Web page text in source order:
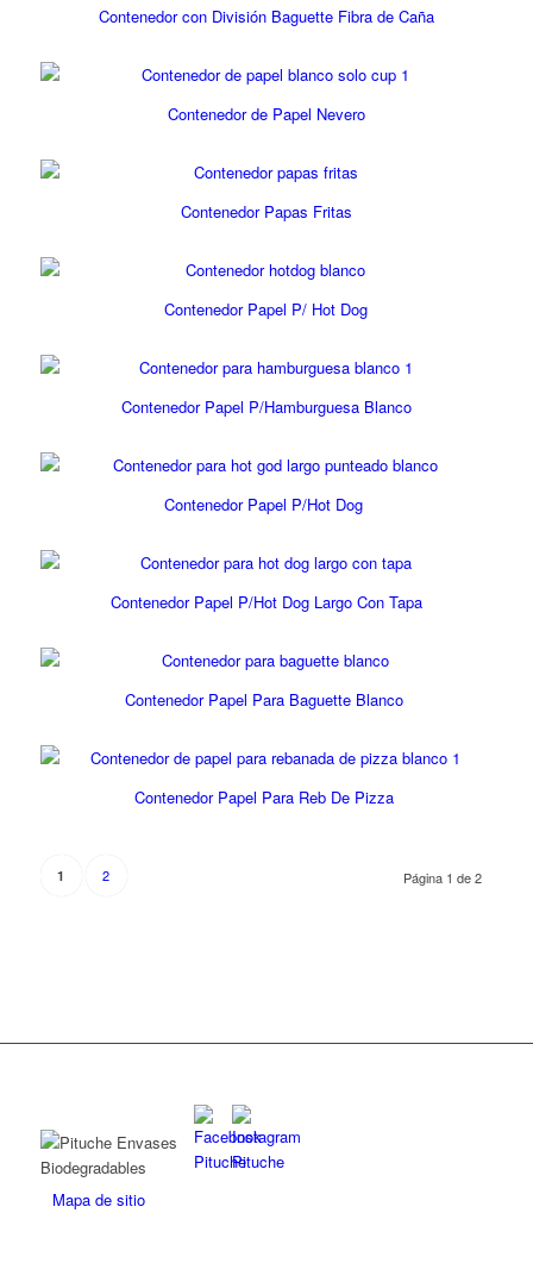
Contenedor con División Baguette Fibra de Caña
Contenedor de Papel Nevero
Contenedor Papas Fritas
Contenedor Papel P/ Hot Dog
Contenedor Papel P/Hamburguesa Blanco
Contenedor Papel P/Hot Dog
Contenedor Papel P/Hot Dog Largo Con Tapa
Contenedor Papel Para Baguette Blanco
Contenedor Papel Para Reb De Pizza
Página 1 de 2
1 2
Mapa de sitio